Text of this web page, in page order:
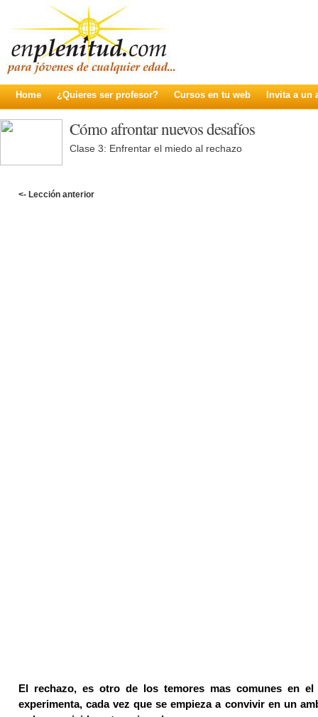
Home ¿Quieres ser profesor? Cursos en tu web Invita a un
Cómo afrontar nuevos desafíos
Clase 3: Enfrentar el miedo al rechazo
<- Lección anterior
El rechazo, es otro de los temores mas comunes en
experimenta, cada vez que se empieza a convivir en un